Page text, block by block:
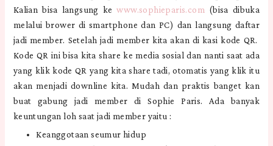
Kalian bisa langsung kewww.sophieparis.com (bisa dibuka
melalui brower di smartphone dan PC) dan langsung daftar
jadi member. Setelah jadi member kita akan di kasi kode QR.
Kode QR ini bisa kita share ke media sosial dan nanti saat ada
yang klik kode QR yang kita share tadi, otomatis yang klik itu
akan menjadi downline kita. Mudah dan praktis banget kan
buat gabung jadi member di Sophie Paris. Ada banyak
keuntungan loh saat jadi member yaitu :
Keanggotaan seumur hidup